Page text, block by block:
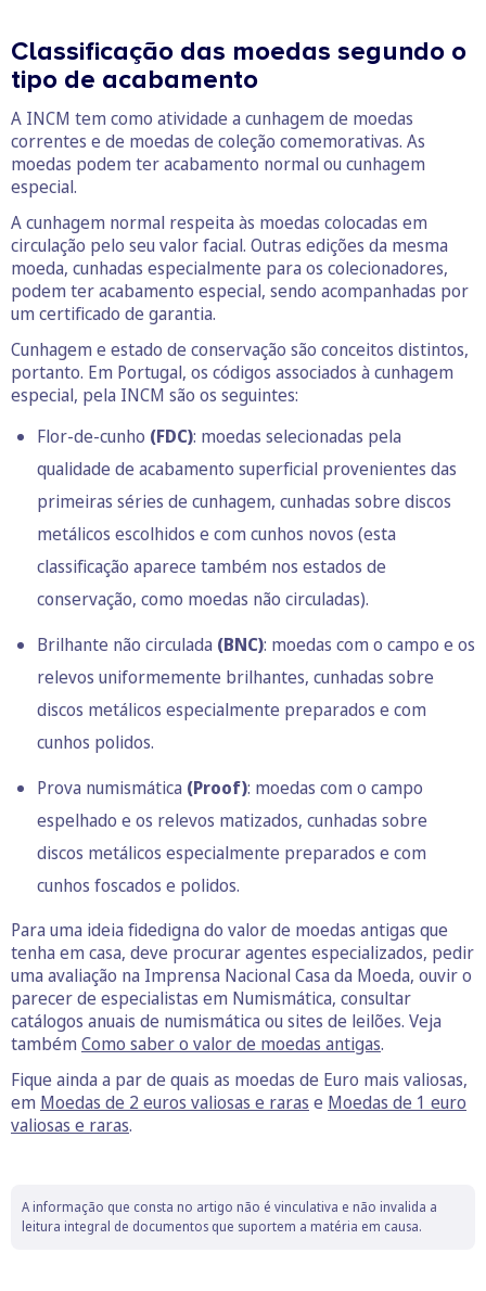
Classificação das moedas segundo o
tipo de acabamento
A INCM tem como atividade a cunhagem de moedas
correntes e de moedas de coleção comemorativas. As
moedas podem ter acabamento normal ou cunhagem
especial.
A cunhagem normal respeita às moedas colocadas em
circulação pelo seu valor facial. Outras edições da mesma
moeda, cunhadas especialmente para os colecionadores,
podem ter acabamento especial, sendo acompanhadas por
um certificado de garantia.
Cunhagem e estado de conservação são conceitos distintos,
portanto. Em Portugal, os códigos associados à cunhagem
especial, pela INCM são os seguintes:
Flor-de-cunho (FDC): moedas selecionadas pela
qualidade de acabamento superficial provenientes das
primeiras séries de cunhagem, cunhadas sobre discos
metálicos escolhidos e com cunhos novos (esta
classificação aparece também nos estados de
conservação, como moedas não circuladas).
Brilhante não circulada (BNC): moedas com o campo e os
relevos uniformemente brilhantes, cunhadas sobre
discos metálicos especialmente preparados e com
cunhos polidos.
Prova numismática (Proof): moedas com o campo
espelhado e os relevos matizados, cunhadas sobre
discos metálicos especialmente preparados e com
cunhos foscados e polidos.
Para uma ideia fidedigna do valor de moedas antigas que
tenha em casa, deve procurar agentes especializados, pedir
uma avaliação na Imprensa Nacional Casa da Moeda, ouvir o
parecer de especialistas em Numismática, consultar
catálogos anuais de numismática ou sites de leilões. Veja
também Como saber o valor de moedas antigas.
Fique ainda a par de quais as moedas de Euro mais valiosas,
em Moedas de 2 euros valiosas e raras e Moedas de 1 euro
valiosas e raras.
A informação que consta no artigo não é vinculativa e não invalida a
leitura integral de documentos que suportem a matéria em causa.